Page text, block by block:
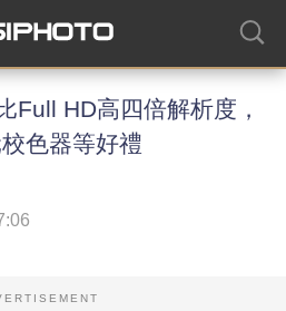
Full HD高四倍解析度，
色器等好禮